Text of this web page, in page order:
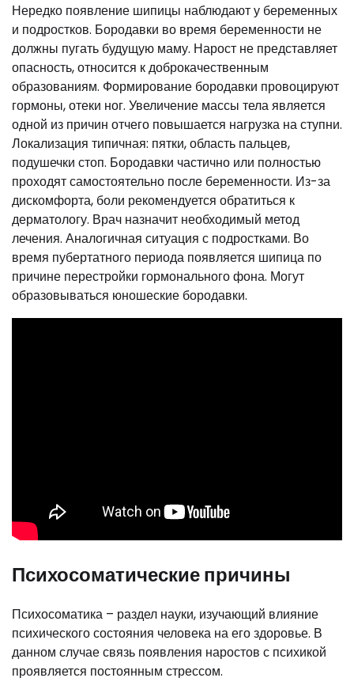
Нередко появление шипицы наблюдают у беременных
и подростков. Бородавки во время беременности не
должны пугать будущую маму. Нарост не представляет
опасность, относится к доброкачественным
образованиям. Формирование бородавки провоцируют
гормоны, отеки ног. Увеличение массы тела является
одной из причин отчего повышается нагрузка на ступни.
Локализация типичная: пятки, область пальцев,
подушечки стоп. Бородавки частично или полностью
проходят самостоятельно после беременности. Из-за
дискомфорта, боли рекомендуется обратиться к
дерматологу. Врач назначит необходимый метод
лечения. Аналогичная ситуация с подростками. Во
время пубертатного периода появляется шипица по
причине перестройки гормонального фона. Могут
образовываться юношеские бородавки.
Психосоматические причины
Психосоматика – раздел науки, изучающий влияние
психического состояния человека на его здоровье. В
данном случае связь появления наростов с психикой
проявляется постоянным стрессом.